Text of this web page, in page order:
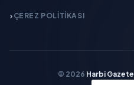
ÇEREZ POLITIKASI
© 2026 Harbi Gazete